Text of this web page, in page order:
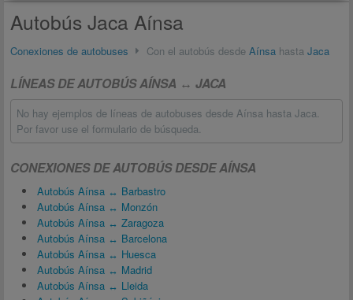
Autobús Jaca Aínsa
Conexiones de autobuses Con el autobús desde Aínsa hasta Jaca
LÍNEAS DE AUTOBÚS AÍNSA ↔ JACA
No hay ejemplos de líneas de autobuses desde Aínsa hasta Jaca.
Por favor use el formulario de búsqueda.
CONEXIONES DE AUTOBÚS DESDE AÍNSA
Autobús Aínsa ↔ Barbastro
Autobús Aínsa ↔ Monzón
Autobús Aínsa ↔ Zaragoza
Autobús Aínsa ↔ Barcelona
Autobús Aínsa ↔ Huesca
Autobús Aínsa ↔ Madrid
Autobús Aínsa ↔ Lleida